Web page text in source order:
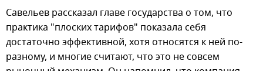
Савельев рассказал главе государства о том, что
практика "плоских тарифов" показала себя
достаточно эффективной, хотя относятся к ней по-
разному, и многие считают, что это не совсем